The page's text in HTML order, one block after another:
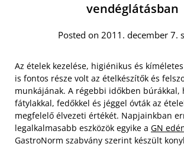
vendéglátásban
Posted on 2011. december 7.
Az ételek kezelése, higiénikus és
is fontos része volt az ételkészítők és
munkájának. A régebbi időkben búrákkal,
fátylakkal, fedőkkel és jéggel óvták az
megfelelő élvezeti értékét. Napjainkban
legalkalmasabb eszközök egyike a GN
GastroNorm szabvány szerint készült